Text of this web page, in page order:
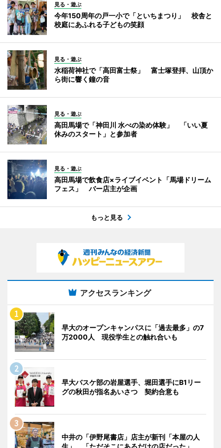
見る・遊ぶ
今年150周年の戸一小で「といちまつり」 校舎と
校庭にあふれる子どもの笑顔
見る・遊ぶ
水稲荷神社で「高田富士祭」 富士塚登拝、山頂か
ら街に響く鐘の音
見る・遊ぶ
高田馬場で「神田川 水べの染め体験」 「いい夏
休みのスタート」と参加者
見る・遊ぶ
高田馬場で飲食店×ライブイベント「馬場ドリーム
フェス」 バー店主が企画
もっと見る
アクセスランキング
早大のオープンキャンパスに「過去最多」の7
万2000人 現役学生との触れ合いも
早大バスケ部の岩屋選手、堀田選手にB1リー
グの秋田が指名あいさつ 契約合意も
中井の「伊野尾書店」店主が新刊「本屋の人
生」 「ただそこにあるだけの店だった」